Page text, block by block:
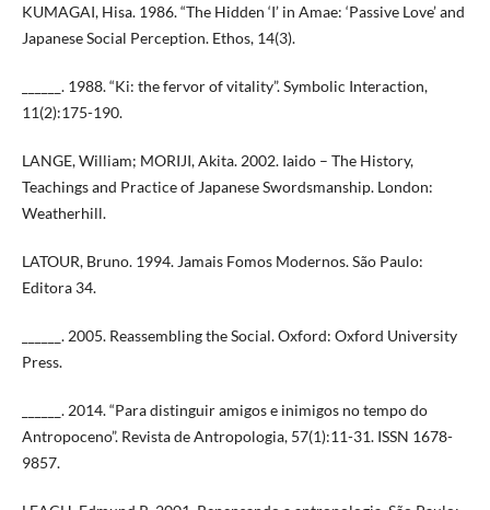
KUMAGAI, Hisa. 1986. “The Hidden ‘I’ in Amae: ‘Passive Love’ and
Japanese Social Perception. Ethos, 14(3).
______. 1988. “Ki: the fervor of vitality”. Symbolic Interaction,
11(2):175-190.
LANGE, William; MORIJI, Akita. 2002. Iaido – The History,
Teachings and Practice of Japanese Swordsmanship. London:
Weatherhill.
LATOUR, Bruno. 1994. Jamais Fomos Modernos. São Paulo:
Editora 34.
______. 2005. Reassembling the Social. Oxford: Oxford University
Press.
______. 2014. “Para distinguir amigos e inimigos no tempo do
Antropoceno”. Revista de Antropologia, 57(1):11-31. ISSN 1678-
9857.